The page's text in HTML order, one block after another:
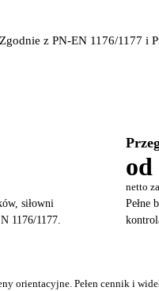
Zgodnie z PN-EN 1176/1177 i
siłowni
1176/1177.
od
netto
Pełne
orientacyjne. Pełen cennik i